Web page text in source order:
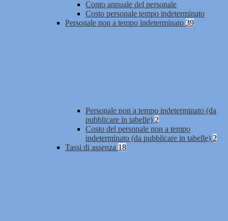
Conto annuale del personale
Costo personale tempo indeterminato
Personale non a tempo indeterminato 39
Personale non a tempo indeterminato (da
pubblicare in tabelle) 2
Costo del personale non a tempo
indeterminato (da pubblicare in tabelle) 2
Tassi di assenza 18